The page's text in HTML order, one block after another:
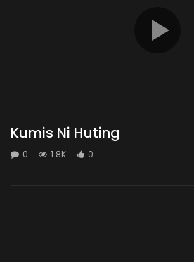
Kumis Ni Huting
0 1.8K 0